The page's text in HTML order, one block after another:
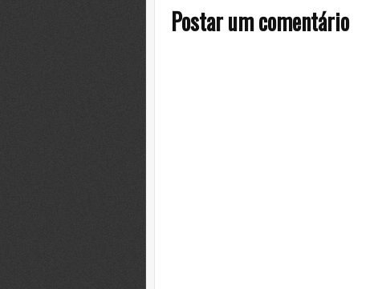
Postar um comentário